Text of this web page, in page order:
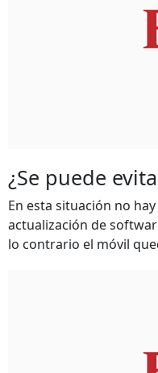
¿Se puede
En esta situación no
actualización de
lo contrario el móvil